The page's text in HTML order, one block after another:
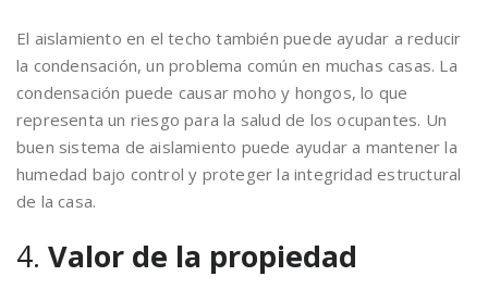
El aislamiento en el techo también puede ayudar a reducir
la condensación, un problema común en muchas casas. La
condensación puede causar moho y hongos, lo que
representa un riesgo para la salud de los ocupantes. Un
buen sistema de aislamiento puede ayudar a mantener la
humedad bajo control y proteger la integridad estructural
de la casa.
4. Valor de la propiedad